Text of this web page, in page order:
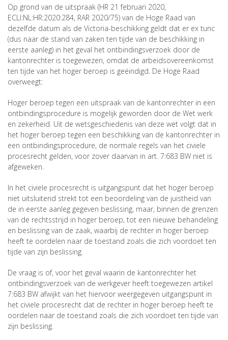
Op grond van de uitspraak (HR 21 februari 2020,
ECLI:NL:HR:2020:284, RAR 2020/75) van de Hoge Raad van
dezelfde datum als de Victoria-beschikking geldt dat er ex tunc
(dus naar de stand van zaken ten tijde van de beschikking in
eerste aanleg) in het geval het ontbindingsverzoek door de
kantonrechter is toegewezen, omdat de arbeidsovereenkomst
ten tijde van het hoger beroep is geëindigd. De Hoge Raad
overweegt:
Hoger beroep tegen een uitspraak van de kantonrechter in een
ontbindingsprocedure is mogelijk geworden door de Wet werk
en zekerheid. Uit de wetsgeschiedenis van deze wet volgt dat in
het hoger beroep tegen een beschikking van de kantonrechter in
een ontbindingsprocedure, de normale regels van het civiele
procesrecht gelden, voor zover daarvan in art. 7:683 BW niet is
afgeweken.
In het civiele procesrecht is uitgangspunt dat het hoger beroep
niet uitsluitend strekt tot een beoordeling van de juistheid van
de in eerste aanleg gegeven beslissing, maar, binnen de grenzen
van de rechtsstrijd in hoger beroep, tot een nieuwe behandeling
en beslissing van de zaak, waarbij de rechter in hoger beroep
heeft te oordelen naar de toestand zoals die zich voordoet ten
tijde van zijn beslissing.
De vraag is of, voor het geval waarin de kantonrechter het
ontbindingsverzoek van de werkgever heeft toegewezen artikel
7:683 BW afwijkt van het hiervoor weergegeven uitgangspunt in
het civiele procesrecht dat de rechter in hoger beroep heeft te
oordelen naar de toestand zoals die zich voordoet ten tijde van
zijn beslissing.